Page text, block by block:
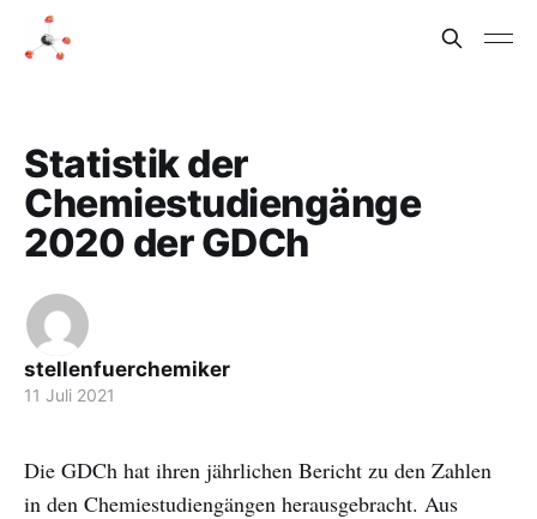
Statistik der
Chemiestudiengänge
2020 der GDCh
stellenfuerchemiker
11 Juli 2021
Die GDCh hat ihren jährlichen Bericht zu den Zahlen
in den Chemiestudiengängen herausgebracht. Aus